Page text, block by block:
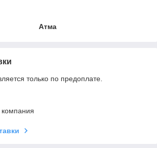
Атма
только по предоплате.